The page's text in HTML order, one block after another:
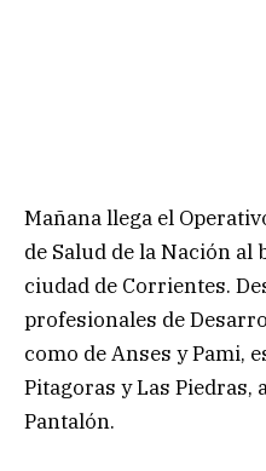
Mañana llega el
de Salud de la Nación al
ciudad de Corrientes.
profesionales de
como de Anses y Pami,
Pitagoras y Las Piedras,
Pantalón.